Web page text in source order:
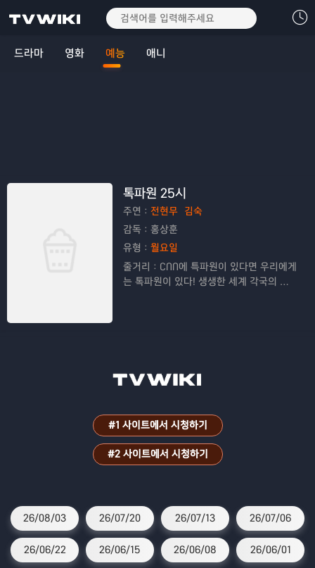
드라마 영화 예능 애니
톡파원 25시
주연： 전현무 김숙
감독： 홍상훈
유형： 월요일
줄거리： CNN에 특파원이 있다면 우리에게
는 톡파원이 있다! 생생한 세계 각국의 현
#1 사이트에서 시청하기
#2 사이트에서 시청하기
26/08/03 26/07/20 26/07/13 26/07/06
26/06/22 26/06/15 26/06/08 26/06/01